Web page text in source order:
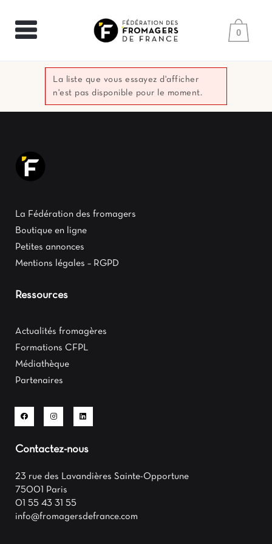
0
La liste que vous essayez d'afficher
n'est pas disponible pour le moment.
La Fédération des fromagers
Boutique en ligne
Petites annonces
Mentions légales – RGPD
Ressources
Actualités fromagères
Formations CFPL
Médiathèque
Partenaires
Contactez-nous
23 rue des Lavandières Sainte-Opportune
75001 Paris
01 55 43 31 55
info@fromagersdefrance.com